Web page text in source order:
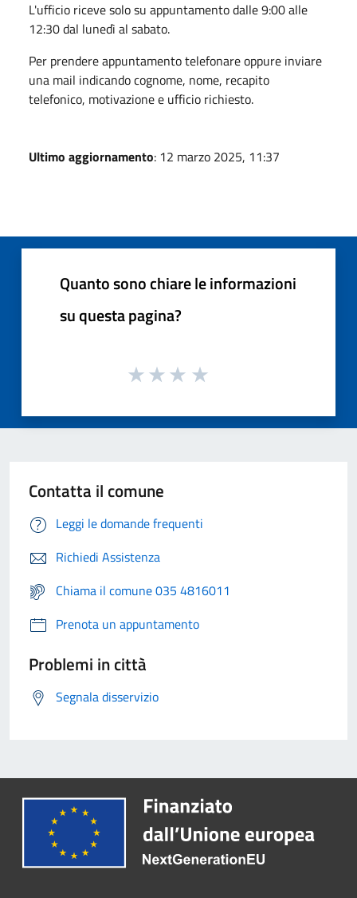
L'ufficio riceve solo su appuntamento dalle 9:00 alle
12:30 dal lunedì al sabato.
Per prendere appuntamento telefonare oppure inviare
una mail indicando cognome, nome, recapito
telefonico, motivazione e ufficio richiesto.
Ultimo aggiornamento: 12 marzo 2025, 11:37
Quanto sono chiare le informazioni
su questa pagina?
Contatta il comune
Leggi le domande frequenti
Richiedi Assistenza
Chiama il comune 035 4816011
Prenota un appuntamento
Problemi in città
Segnala disservizio